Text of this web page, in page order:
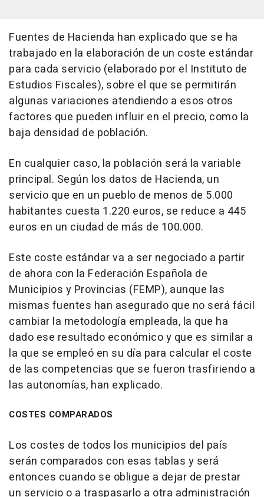
Fuentes de Hacienda han explicado que se ha
trabajado en la elaboración de un coste estándar
para cada servicio (elaborado por el Instituto de
Estudios Fiscales), sobre el que se permitirán
algunas variaciones atendiendo a esos otros
factores que pueden influir en el precio, como la
baja densidad de población.
En cualquier caso, la población será la variable
principal. Según los datos de Hacienda, un
servicio que en un pueblo de menos de 5.000
habitantes cuesta 1.220 euros, se reduce a 445
euros en un ciudad de más de 100.000.
Este coste estándar va a ser negociado a partir
de ahora con la Federación Española de
Municipios y Provincias (FEMP), aunque las
mismas fuentes han asegurado que no será fácil
cambiar la metodología empleada, la que ha
dado ese resultado económico y que es similar a
la que se empleó en su día para calcular el coste
de las competencias que se fueron trasfiriendo a
las autonomías, han explicado.
COSTES COMPARADOS
Los costes de todos los municipios del país
serán comparados con esas tablas y será
entonces cuando se obligue a dejar de prestar
un servicio o a traspasarlo a otra administración